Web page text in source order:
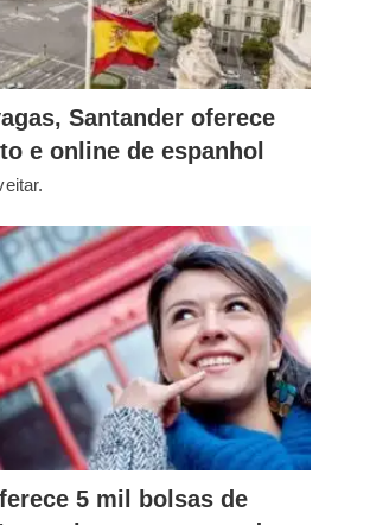
Santander oferece
e online de espanhol
5 mil bolsas de